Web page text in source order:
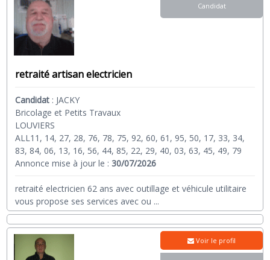
retraité artisan electricien
Candidat : JACKY
Bricolage et Petits Travaux
LOUVIERS
ALL11, 14, 27, 28, 76, 78, 75, 92, 60, 61, 95, 50, 17, 33, 34,
83, 84, 06, 13, 16, 56, 44, 85, 22, 29, 40, 03, 63, 45, 49, 79
Annonce mise à jour le :30/07/2026
retraité electricien 62 ans avec outillage et véhicule utilitaire
vous propose ses services avec ou ...
Candidat
Voir le profil